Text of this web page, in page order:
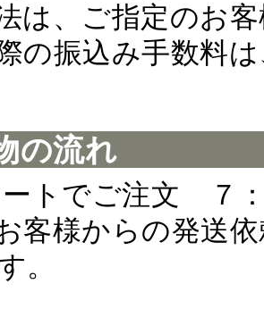
は、ご指定のお
の振込み手数料
の流れ
ートでご注文 ７
客様からの発送
。